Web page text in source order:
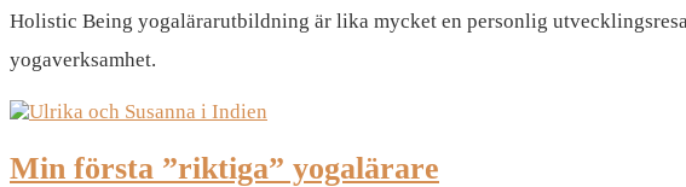
Holistic Being yogalärarutbildning är lika mycket en personlig
yogaverksamhet.
Min första ”riktiga” yogalärare